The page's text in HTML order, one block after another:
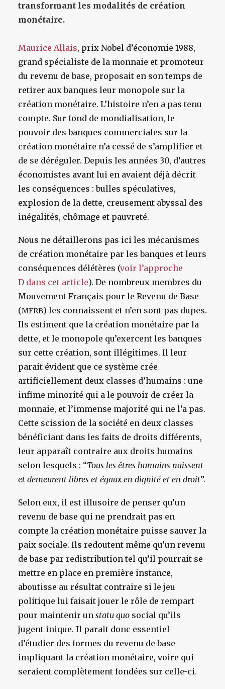
transformant les modalités de création
monétaire.
Maurice Allais, prix Nobel d’économie 1988,
grand spécialiste de la monnaie et promoteur
du revenu de base, proposait en son temps de
retirer aux banques leur monopole sur la
création monétaire. L’histoire n’en a pas tenu
compte. Sur fond de mondialisation, le
pouvoir des banques commerciales sur la
création monétaire n’a cessé de s’amplifier et
de se déréguler. Depuis les années 30, d’autres
économistes avant lui en avaient déjà décrit
les conséquences : bulles spéculatives,
explosion de la dette, creusement abyssal des
inégalités, chômage et pauvreté.
Nous ne détaillerons pas ici les mécanismes
de création monétaire par les banques et leurs
conséquences délétères (voir l’approche
D dans cet article). De nombreux membres du
Mouvement Français pour le Revenu de Base
(MFRB) les connaissent et n’en sont pas dupes.
Ils estiment que la création monétaire par la
dette, et le monopole qu’exercent les banques
sur cette création, sont illégitimes. Il leur
parait évident que ce système crée
artificiellement deux classes d’humains : une
infime minorité qui a le pouvoir de créer la
monnaie, et l’immense majorité qui ne l’a pas.
Cette scission de la société en deux classes
bénéficiant dans les faits de droits différents,
leur apparaît contraire aux droits humains
selon lesquels : “Tous les êtres humains naissent
et demeurent libres et égaux en dignité et en droit”.
Selon eux, il est illusoire de penser qu’un
revenu de base qui ne prendrait pas en
compte la création monétaire puisse sauver la
paix sociale. Ils redoutent même qu’un revenu
de base par redistribution tel qu’il pourrait se
mettre en place en première instance,
aboutisse au résultat contraire si le jeu
politique lui faisait jouer le rôle de rempart
pour maintenir un statu quo social qu’ils
jugent inique. Il parait donc essentiel
d’étudier des formes du revenu de base
impliquant la création monétaire, voire qui
seraient complètement fondées sur celle-ci.